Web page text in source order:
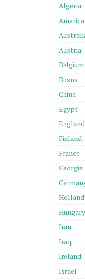
Algeria
America
Austria
Belgium
Bosna
China
Egypt
England
Finland
France
Georgia
Holland
Hungary
Iran
Iraq
Ireland
Israel